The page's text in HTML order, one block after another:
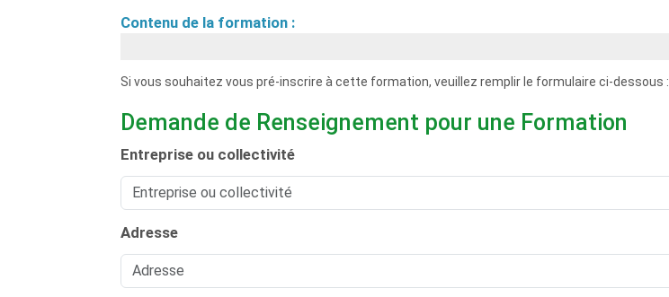
Contenu de la formation :
Si vous souhaitez vous pré-inscrire à cette formation, veuillez remplir le formulaire ci-dessous :
Demande de Renseignement pour une Formation
Entreprise ou collectivité
Adresse